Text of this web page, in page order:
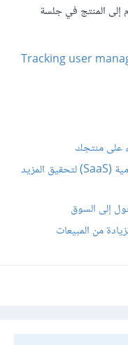
إلى المنتج في جلسة
Tracking user
على منتجك
دليل تسويق شركات البرمجيات الخدمية (SaaS) لتحقيق المزيد
إلى السوق
من المبيعات